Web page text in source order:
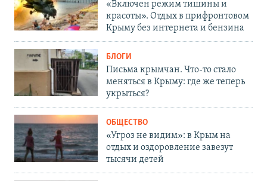
«Включен режим тишины и
красоты». Отдых в прифронтовом
Крыму без интернета и бензина
БЛОГИ
Письма крымчан. Что-то стало
меняться в Крыму: где же теперь
укрыться?
ОБЩЕСТВО
«Угроз не видим»: в Крым на
отдых и оздоровление завезут
тысячи детей